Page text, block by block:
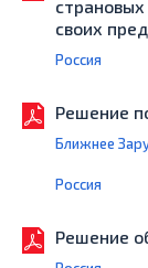
своих
Россия
Решение
Ближнее
Россия
Решение